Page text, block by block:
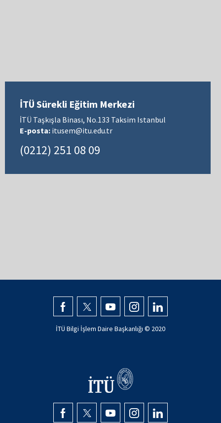
İTÜ Sürekli Eğitim Merkezi
İTÜ Taşkışla Binası, No.133 Taksim Istanbul
E-posta: itusem@itu.edu.tr
(0212) 251 08 09
İTÜ Bilgi İşlem Daire Başkanlığı © 2020